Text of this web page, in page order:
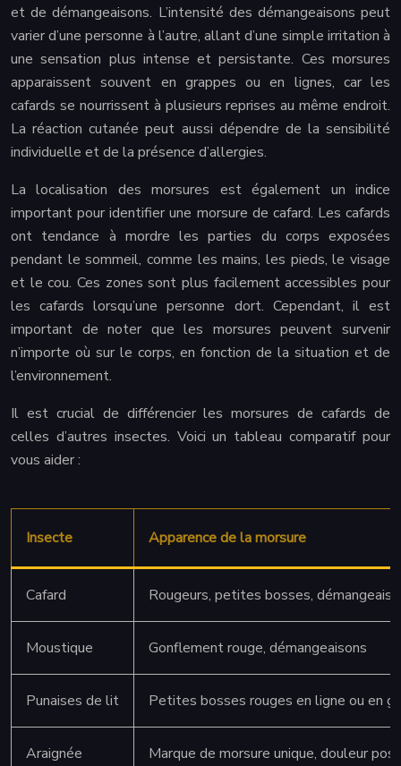
et de démangeaisons. L’intensité des démangeaisons peut
varier d’une personne à l’autre, allant d’une simple irritation à
une sensation plus intense et persistante. Ces morsures
apparaissent souvent en grappes ou en lignes, car les
cafards se nourrissent à plusieurs reprises au même endroit.
La réaction cutanée peut aussi dépendre de la sensibilité
individuelle et de la présence d’allergies.
La localisation des morsures est également un indice
important pour identifier une morsure de cafard. Les cafards
ont tendance à mordre les parties du corps exposées
pendant le sommeil, comme les mains, les pieds, le visage
et le cou. Ces zones sont plus facilement accessibles pour
les cafards lorsqu’une personne dort. Cependant, il est
important de noter que les morsures peuvent survenir
n’importe où sur le corps, en fonction de la situation et de
l’environnement.
Il est crucial de différencier les morsures de cafards de
celles d’autres insectes. Voici un tableau comparatif pour
vous aider :
Insecte Apparence de la morsure
Cafard Rougeurs, petites bosses,
Moustique Gonflement rouge, démangeaisons
Punaises de lit Petites bosses rouges en ligne ou en
Araignée Marque de morsure unique, douleur